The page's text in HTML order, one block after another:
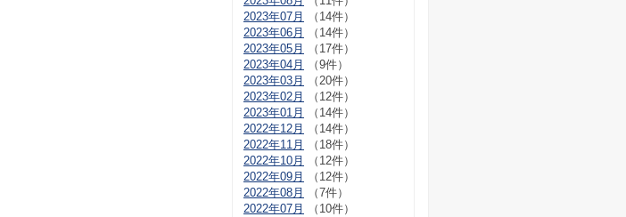
2023年07月
（14件）
2023年06月
（14件）
2023年05月
（17件）
2023年04月
（9件）
2023年03月
（20件）
2023年02月
（12件）
2023年01月
（14件）
2022年12月
（14件）
2022年11月
（18件）
2022年10月
（12件）
2022年09月
（12件）
2022年08月
（7件）
2022年07月
（10件）